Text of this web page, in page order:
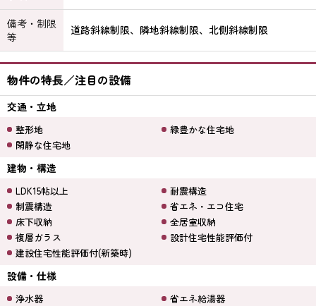
備考・制限
等
道路斜線制限、隣地斜線制限、北側斜線制限
物件の特長／注目の設備
交通・立地
整形地
緑豊かな住宅地
閑静な住宅地
建物・構造
LDK15帖以上
耐震構造
制震構造
省エネ・エコ住宅
床下収納
全居室収納
複層ガラス
設計住宅性能評価付
建設住宅性能評価付(新築時)
設備・仕様
浄水器
省エネ給湯器